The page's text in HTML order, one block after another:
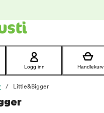
Logg inn Handlekurv
Little&Bigger